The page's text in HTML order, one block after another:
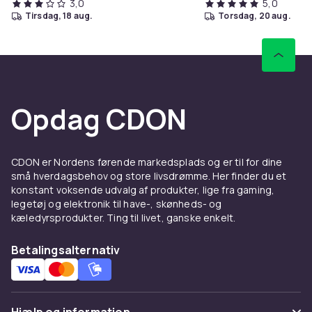
Pedalmaterial: 460*185mm anti-slip pedal
Mått & Vikt
Vikt storlek: 1258*660*540mm(L*B*H)
Maxbelastning: 120kg
Elektrisk skoter ×1 | Användarmanual ×1 | Laddare ×1 |
Verktygssatser ×1 | Bakskärm ×1 | Monteringsbultar för
bakskärm ×2
Varenr.
Produktsikkerhedsinformation
3,0
tirsdag, 18 aug.
5,0
torsdag, 20 aug.
Opdag CDON
CDON er Nordens førende markedsplads og er til for dine
små hverdagsbehov og store livsdrømme. Her finder du et
konstant voksende udvalg af produkter, lige fra gaming,
legetøj og elektronik til have-, skønheds- og
kæledyrsprodukter. Ting til livet, ganske enkelt.
Betalingsalternativ